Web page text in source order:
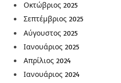
Οκτώβριος 2025
Σεπτέμβριος 2025
Αύγουστος 2025
Ιανουάριος 2025
Απρίλιος 2024
Ιανουάριος 2024